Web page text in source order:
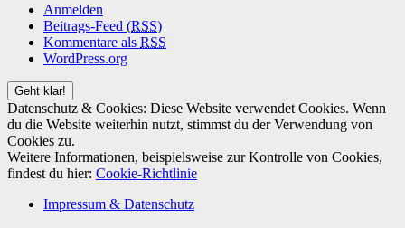
Anmelden
Beitrags-Feed (RSS)
Kommentare als RSS
WordPress.org
Datenschutz & Cookies: Diese Website verwendet Cookies. Wenn
du die Website weiterhin nutzt, stimmst du der Verwendung von
Cookies zu.
Weitere Informationen, beispielsweise zur Kontrolle von Cookies,
findest du hier: Cookie-Richtlinie
Impressum & Datenschutz